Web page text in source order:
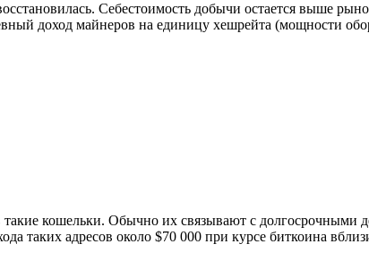
Себестоимость добычи остается выше
доход майнеров на единицу хешрейта (мощности
кошельки. Обычно их связывают с долгосрочными
таких адресов около $70 000 при курсе биткоина